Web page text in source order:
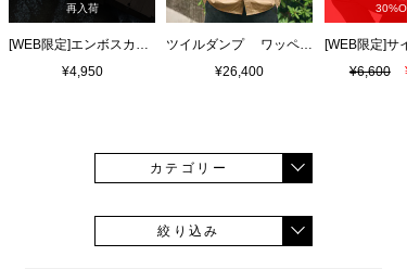
再入荷
[WEB限定]エンボスカラーロゴ シャワーサンダル
¥4,950
ツイルダンプ ワッペン刺繍ワッシャーシャツ
¥26,400
¥6,600
カテゴリー
絞り込み